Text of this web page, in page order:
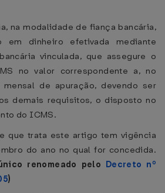
na modalidade de fiança bancária,
em dinheiro efetivada mediante
vinculada, que assegure o
no valor correspondente a, no
de apuração, devendo ser
demais requisitos, o disposto no
do ICMS.
que trata este artigo tem vigência
do ano no qual for concedida.
renomeado pelo Decreto nº
)